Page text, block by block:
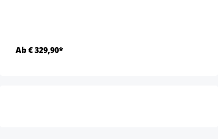
Ab € 329,90*